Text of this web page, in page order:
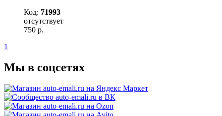
Код: 71993
отсутствует
750 р.
1
Мы в соцсетях